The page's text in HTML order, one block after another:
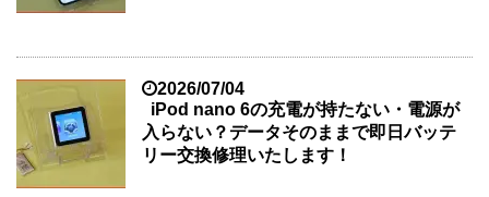
2026/07/04
iPod nano 6の充電が持たない・電源が
入らない？データそのままで即日バッテ
リー交換修理いたします！